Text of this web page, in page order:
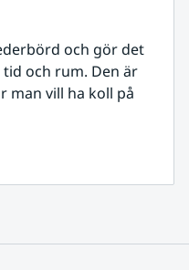
och gör det
och rum. Den är
man vill ha koll på